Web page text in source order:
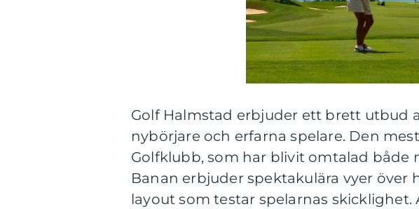
Golf Halmstad erbjuder ett brett utbud
nybörjare och erfarna spelare. Den
Golfklubb, som har blivit omtalad
Banan erbjuder spektakulära vyer över
layout som testar spelarnas